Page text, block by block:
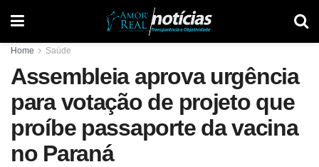
Home Saúde
Assembleia aprova urgência
para votação de projeto que
proíbe passaporte da vacina
no Paraná